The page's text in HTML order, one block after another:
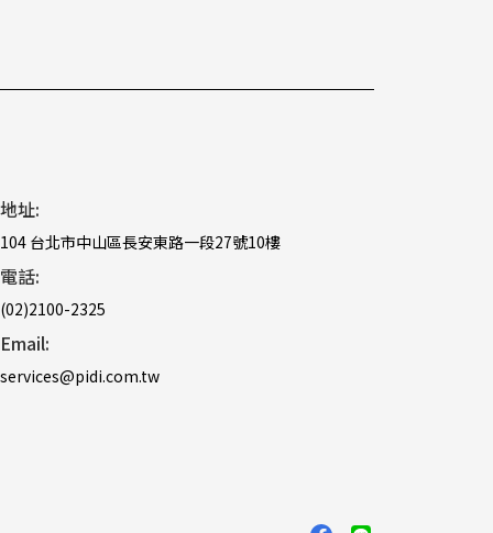
地址:
104 台北市中山區長安東路一段27號10樓
電話:
(02)2100-2325
Email:
services@pidi.com.tw